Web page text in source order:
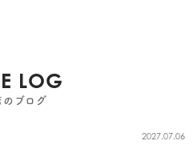
LOG
のブログ
2027.07.06